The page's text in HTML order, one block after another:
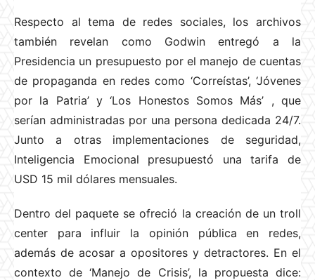
Respecto al tema de redes sociales, los archivos
también revelan como Godwin entregó a la
Presidencia un presupuesto por el manejo de cuentas
de propaganda en redes como ‘Correístas’, ‘Jóvenes
por la Patria’ y ‘Los Honestos Somos Más’ , que
serían administradas por una persona dedicada 24/7.
Junto a otras implementaciones de seguridad,
Inteligencia Emocional presupuestó una tarifa de
USD 15 mil dólares mensuales.
Dentro del paquete se ofreció la creación de un troll
center para influir la opinión pública en redes,
además de acosar a opositores y detractores. En el
contexto de ‘Manejo de Crisis’, la propuesta dice: